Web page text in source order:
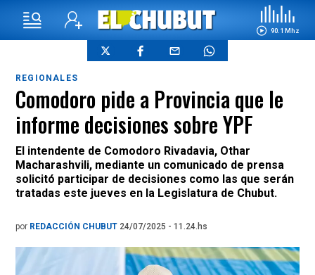
90.1 Mhz
REGIONALES
Comodoro pide a Provincia que le
informe decisiones sobre YPF
El intendente de Comodoro Rivadavia, Othar
Macharashvili, mediante un comunicado de prensa
solicitó participar de decisiones como las que serán
tratadas este jueves en la Legislatura de Chubut.
por REDACCIÓN CHUBUT 24/07/2025 - 11.24.hs